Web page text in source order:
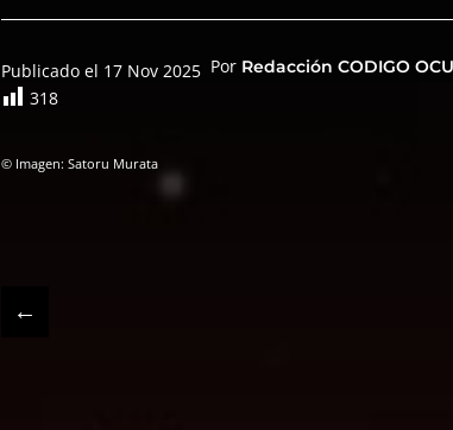
Publicado el 17 Nov 2025 Por Redacción CODIGO
318
© Imagen: Satoru Murata
←